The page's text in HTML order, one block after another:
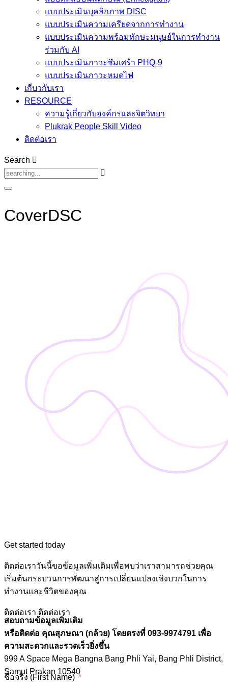
แบบประเมินบุคลิกภาพ DISC
แบบประเมินความเครียดจากการทำงาน
แบบประเมินความพร้อมทักษะมนุษย์ในการทำงาน
ร่วมกับ AI
แบบประเมินภาวะซึมเศร้า PHQ-9
แบบประเมินภาวะหมดไฟ
เกี่บวกับเรา
RESOURCE
ความรู้เกี่ยวกับองค์กรและจิตวิทยา
Plukrak People Skill Video
ติดต่อเรา
Search
CoverDSC
Get started today
ติดต่อเราวันนี้ขอข้อมูลเพิ่มเติมเพื่อพบว่าเราสามารถช่วยคุณ
เริ่มต้นกระบวนการพัฒนาสู่การเปลี่ยนแปลงเชิงบวกในการ
ทำงานและชีวิตของคุณ
สอบถามข้อมูลเพิ่มเติม
หรือติดต่อ คุณสุภษณา (กล้วย) โดยตรงที่ 093-9974791 เพื่อ
ความสะดวกและรวดเร็วยิ่งขึ้น
ชื่อจริง (First Name)
ติดต่อเรา ติดต่อเรา
999 A Space Mega Bangna Bang Phli Yai, Bang Phli District,
Samut Prakan 10540